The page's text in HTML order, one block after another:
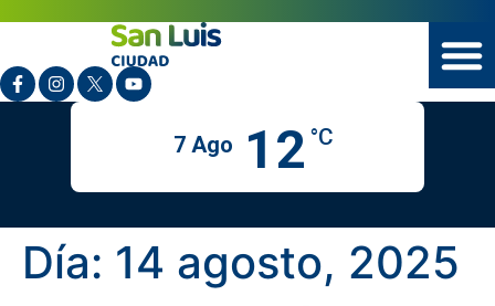
7 Ago 12 °C
Día: 14 agosto, 2025